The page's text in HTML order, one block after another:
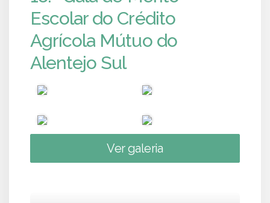
Escolar do Crédito
Agrícola Mútuo do
Alentejo Sul
Ver galeria